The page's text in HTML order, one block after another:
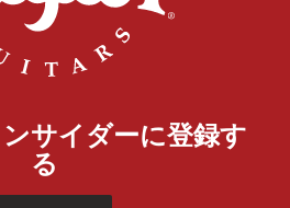
サイダーに登録す
る